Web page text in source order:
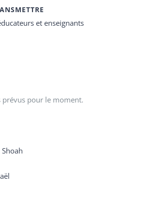
et enseignants
prévus pour le moment.